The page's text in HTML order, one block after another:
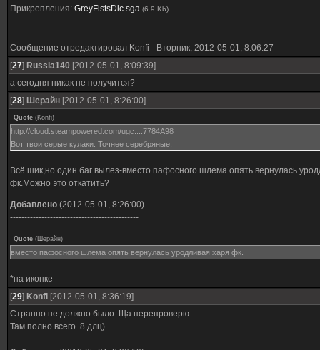
Прикрепления: GreyFistsDlc.sga (6.9 Kb)
Сообщение отредактировал Konfi - Вторник, 2012-05-01, 8:06:27
[27] Russia140 [2012-05-01, 8:09:39]
а сегодня никак не получится?
[28] Шерайн [2012-05-01, 8:26:00]
Quote (Konfi)
http://cloud.steampowered.com/ugc....7784A98
Вот твои серые кулаки. Точнее серебряные.
Всё шик,но один баг вылез-вместо пафосного шлема опять вернулась
фк.Можно это откатить?
Добавлено (2012-05-01, 8:26:00)
---------------------------------------------
Quote (Шерайн)
вместо пафосного шлема опять вернулась уродливая харя фк.
*на иконке
[29] Konfi [2012-05-01, 8:36:19]
Странно не должно было. Ща перепроверю.
Там полно всего. 8 длц)